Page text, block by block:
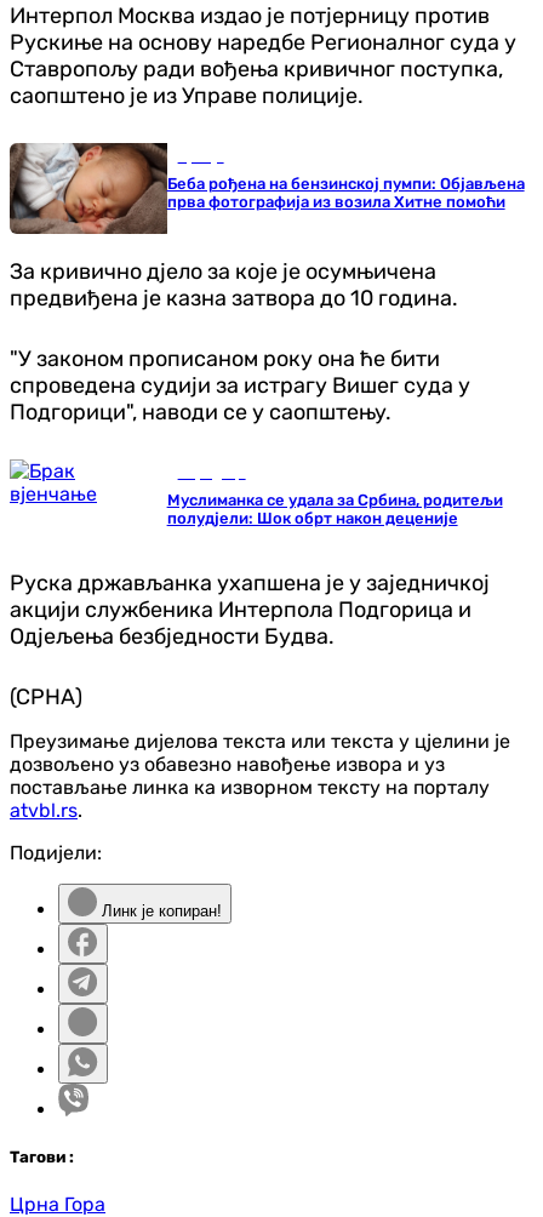
Интерпол Москва издао је потјерницу против
Рускиње на основу наредбе Регионалног суда у
Ставропољу ради вођења кривичног поступка,
саопштено је из Управе полиције.
Беба рођена на бензинској пумпи: Објављена
прва фотографија из возила Хитне помоћи
За кривично дјело за које је осумњичена
предвиђена је казна затвора до 10 година.
"У законом прописаном року она ће бити
спроведена судији за истрагу Вишег суда у
Подгорици", наводи се у саопштењу.
Муслиманка се удала за Србина, родитељи
полудјели: Шок обрт након деценије
Руска држављанка ухапшена је у заједничкој
акцији службеника Интерпола Подгорица и
Одјељења безбједности Будва.
(СРНА)
Преузимање дијелова текста или текста у цјелини је
дозвољено уз обавезно навођење извора и уз
постављање линка ка изворном тексту на порталу
atvbl.rs.
Подијели:
Линк је копиран!
Тагови :
Црна Гора